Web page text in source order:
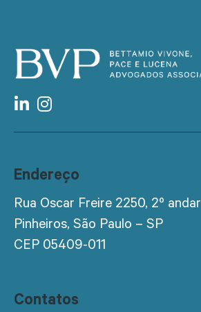
Endereço
Rua Oscar Freire 2250, 2º andar
Pinheiros, São Paulo – SP
CEP 05409-011
Contatos